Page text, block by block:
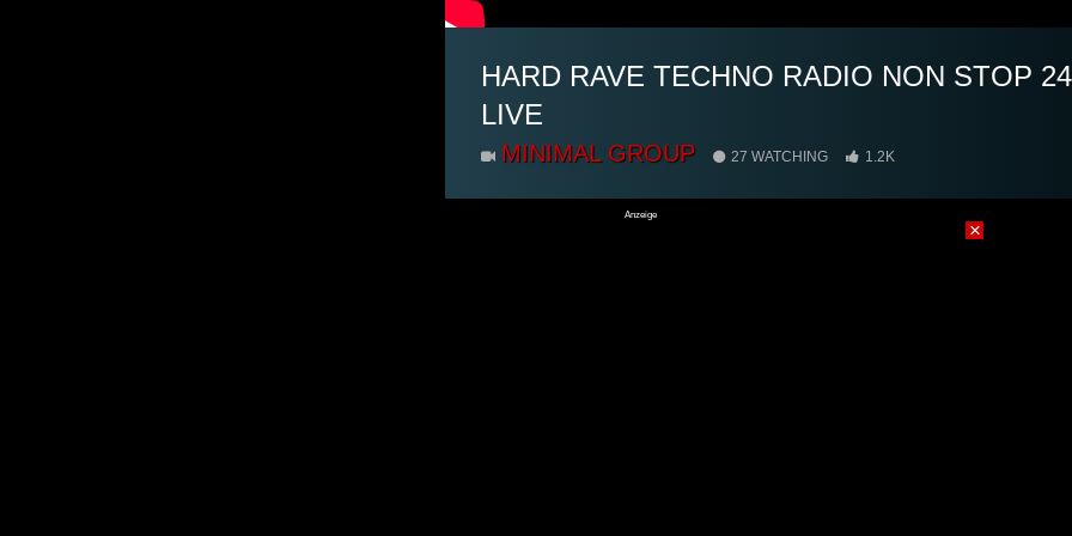
HARD RAVE TECHNO RADIO NON STOP
LIVE
MINIMAL GROUP 27 WATCHING 1.2K
Anzeige
×